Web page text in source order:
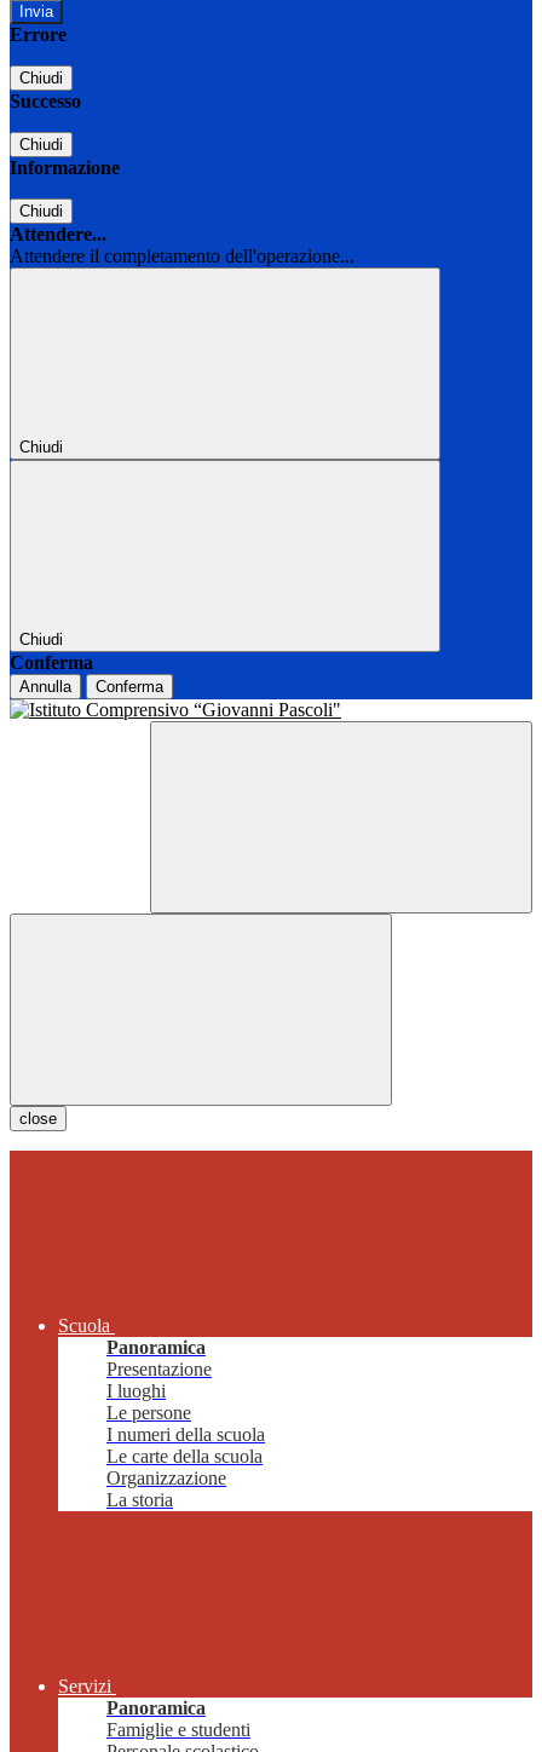
Errore
Chiudi
Successo
Chiudi
Informazione
Chiudi
Attendere...
Attendere il completamento dell'operazione...
Chiudi
Chiudi
Conferma
Annulla Conferma
close
Scuola
Panoramica
Presentazione
I luoghi
Le persone
I numeri della scuola
Le carte della scuola
Organizzazione
La storia
Servizi
Panoramica
Famiglie e studenti